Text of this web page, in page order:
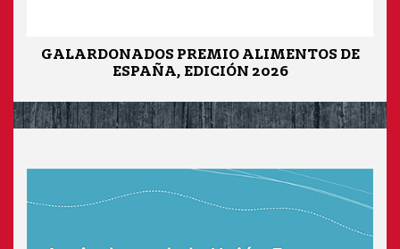
GALARDONADOS PREMIO ALIMENTOS DE
ESPAÑA, EDICIÓN 2026